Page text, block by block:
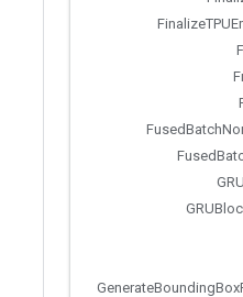
Finalize
FusedBatch
Fused
GenerateBoundingBox